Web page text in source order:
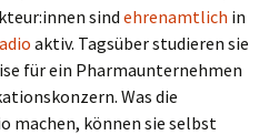
sind ehrenamtlich in
aktiv. Tagsüber studieren sie
für ein Pharmaunternehmen
Was die
machen, können sie selbst